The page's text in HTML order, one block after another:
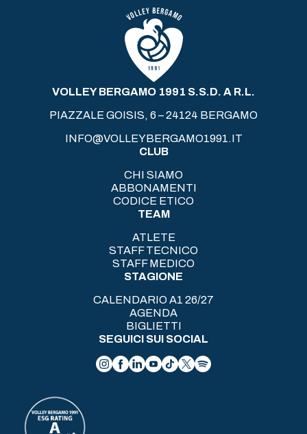
VOLLEY BERGAMO 1991 S.S.D. A R.L.
PIAZZALE GOISIS, 6 – 24124 BERGAMO
INFO@VOLLEYBERGAMO1991.IT
CLUB
CHI SIAMO
ABBONAMENTI
CODICE ETICO
TEAM
ATLETE
STAFF TECNICO
STAFF MEDICO
STAGIONE
CALENDARIO A1 26/27
AGENDA
BIGLIETTI
SEGUICI SUI SOCIAL